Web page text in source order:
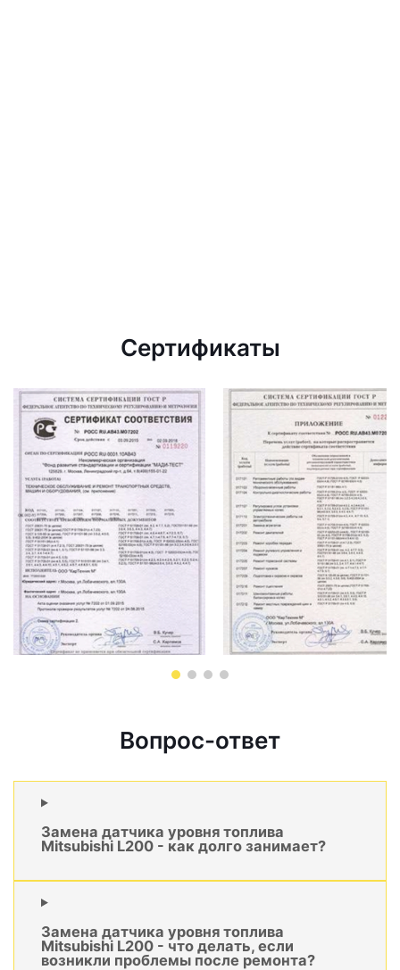
Сертификаты
Вопрос-ответ
Замена датчика уровня топлива
Mitsubishi L200 - как долго занимает?
Замена датчика уровня топлива
Mitsubishi L200 - что делать, если
возникли проблемы после ремонта?